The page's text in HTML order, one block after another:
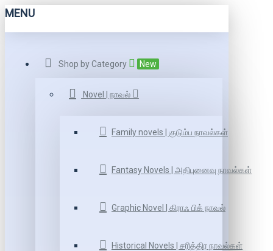
MENU
Shop by Category New
Novel | நாவல்
Family novels | குடும்ப நாவல்கள்
Fantasy Novels | அதிபுனைவு நாவல்கள்
Graphic Novel | கிராஃ பிக் நாவல்
Historical Novels | சரித்திர நாவல்கள்